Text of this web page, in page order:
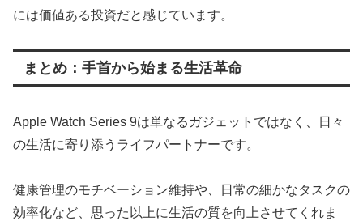
には価値ある投資だと感じています。
まとめ：手首から始まる生活革命
Apple Watch Series 9は単なるガジェットではなく、日々
の生活に寄り添うライフパートナーです。
健康管理のモチベーション維持や、日常の細かなタスクの
効率化など、思った以上に生活の質を向上させてくれま